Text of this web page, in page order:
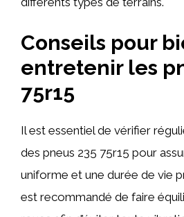
Conseils pour
entretenir les
75r15
Il est essentiel de vérifier
des pneus 235 75r15 pour
uniforme et une durée de vie
est recommandé de faire